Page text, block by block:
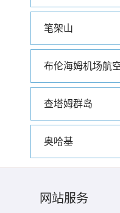
笔架山
查塔姆群岛
奥哈基
网站服务